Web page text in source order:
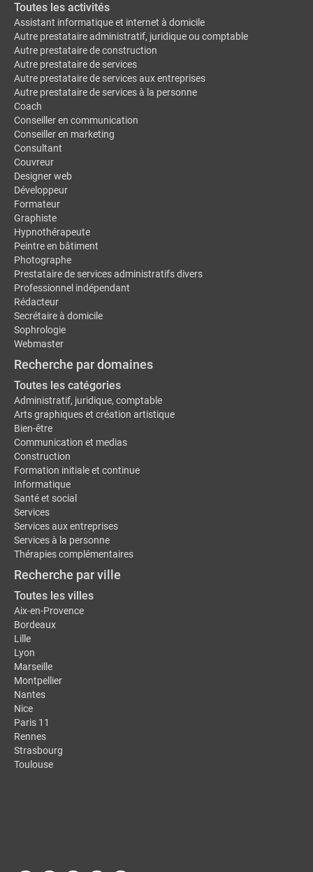
Toutes les activités
Assistant informatique et internet à domicile
Autre prestataire administratif, juridique ou comptable
Autre prestataire de construction
Autre prestataire de services
Autre prestataire de services aux entreprises
Autre prestataire de services à la personne
Coach
Conseiller en communication
Conseiller en marketing
Consultant
Couvreur
Designer web
Développeur
Formateur
Graphiste
Hypnothérapeute
Peintre en bâtiment
Photographe
Prestataire de services administratifs divers
Professionnel indépendant
Rédacteur
Secrétaire à domicile
Sophrologie
Webmaster
Recherche par domaines
Toutes les catégories
Administratif, juridique, comptable
Arts graphiques et création artistique
Bien-être
Communication et medias
Construction
Formation initiale et continue
Informatique
Santé et social
Services
Services aux entreprises
Services à la personne
Thérapies complémentaires
Recherche par ville
Toutes les villes
Aix-en-Provence
Bordeaux
Lille
Lyon
Marseille
Montpellier
Nantes
Nice
Paris 11
Rennes
Strasbourg
Toulouse